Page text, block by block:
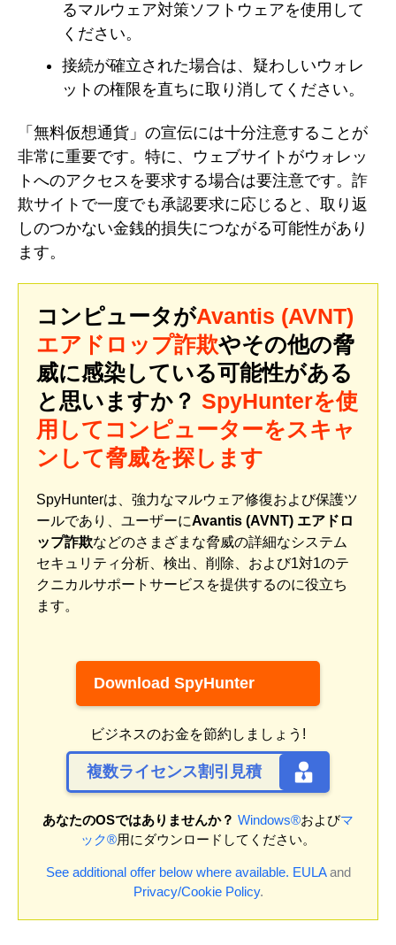
るマルウェア対策ソフトウェアを使用して
ください。
接続が確立された場合は、疑わしいウォレ
ットの権限を直ちに取り消してください。
「無料仮想通貨」の宣伝には十分注意することが
非常に重要です。特に、ウェブサイトがウォレッ
トへのアクセスを要求する場合は要注意です。詐
欺サイトで一度でも承認要求に応じると、取り返
しのつかない金銭的損失につながる可能性があり
ます。
コンピュータがAvantis (AVNT)
エアドロップ詐欺やその他の脅
威に感染している可能性がある
と思いますか？ SpyHunterを使
用してコンピューターをスキャ
ンして脅威を探します
SpyHunterは、強力なマルウェア修復および保護ツ
ールであり、ユーザーにAvantis (AVNT) エアドロ
ップ詐欺などのさまざまな脅威の詳細なシステム
セキュリティ分析、検出、削除、および1対1のテ
クニカルサポートサービスを提供するのに役立ち
ます。
Download SpyHunter
ビジネスのお金を節約しましょう!
複数ライセンス割引見積
あなたのOSではありませんか？ Windows®およびマ
ック®用にダウンロードしてください。
See additional offer below where available. EULAand
Privacy/Cookie Policy.